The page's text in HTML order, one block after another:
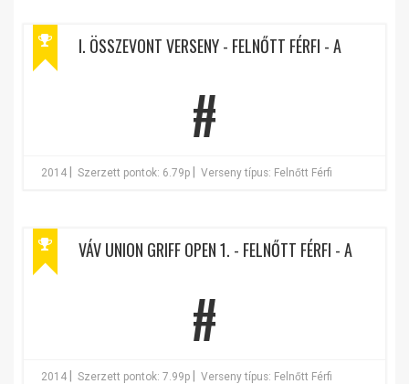
I. ÖSSZEVONT VERSENY - FELNŐTT FÉRFI - A
#
2014 Szerzett pontok: 6.79p Verseny típus: Felnőtt Férfi
VÁV UNION GRIFF OPEN 1. - FELNŐTT FÉRFI - A
#
2014 Szerzett pontok: 7.99p Verseny típus: Felnőtt Férfi